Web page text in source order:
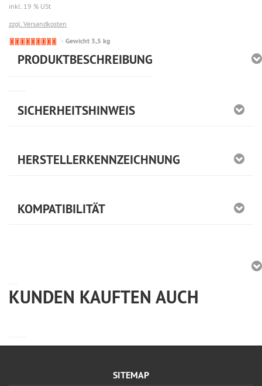
inkl. 19 % USt
zzgl. Versandkosten
🔴
nicht
Gewicht 3,5 kg
PRODUKTBESCHREIBUNG
SICHERHEITSHINWEIS
HERSTELLERKENNZEICHNUNG
KOMPATIBILITÄT
KUNDEN KAUFTEN AUCH
SITEMAP